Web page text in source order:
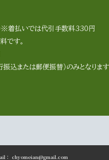
※着払いでは代引手数料330円
です。
込または郵便振替）のみとなります
： chyomeian@gmail.com